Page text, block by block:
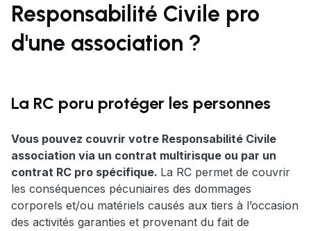
Responsabilité Civile pro
d'une association ?
La RC poru protéger les personnes
Vous pouvez couvrir votre Responsabilité Civile
association via un contrat multirisque ou par un
contrat RC pro spécifique. La RC permet de couvrir
les conséquences pécuniaires des dommages
corporels et/ou matériels causés aux tiers à l’occasion
des activités garanties et provenant du fait de